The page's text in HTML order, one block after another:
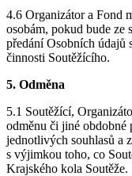
4.6 Organizátor a Fond
osobám, pokud bude ze
předání Osobních údajů
činnosti Soutěžícího.
5. Odměna
5.1 Soutěžící,
odměnu či jiné obdobné
jednotlivých souhlasů a
s výjimkou toho, co
Krajského kola Soutěže.